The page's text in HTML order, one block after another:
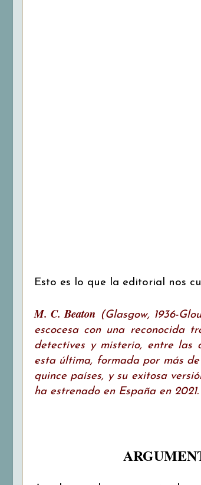
Esto es lo que la editorial nos
M. C. Beaton (Glasgow, 1936-
escocesa con una reconocida
detectives y misterio, entre las
esta última, formada por más
quince países, y su exitosa
ha estrenado en España en 2021.